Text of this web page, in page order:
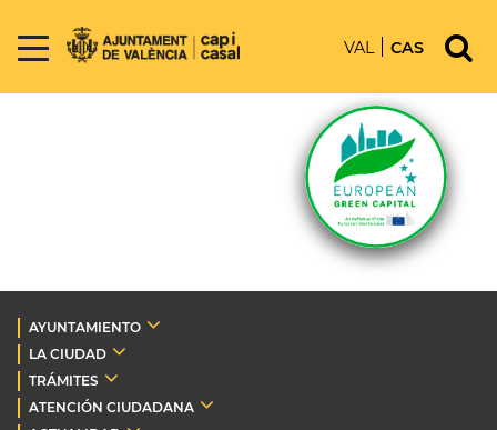
VAL CAS
AYUNTAMIENTO
LA CIUDAD
TRÁMITES
ATENCIÓN CIUDADANA